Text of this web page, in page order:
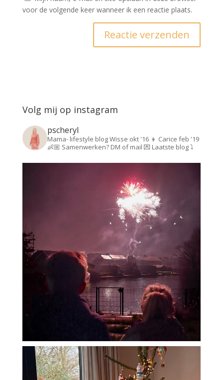
voor de volgende keer wanneer ik een reactie plaats.
Volg mij op instagram
pscheryl
Mama- lifestyle blogWisse okt '16 👦 Carice feb '19
👶🏼 Samenwerken? DM of mail 💌Laatste blog ⤵️